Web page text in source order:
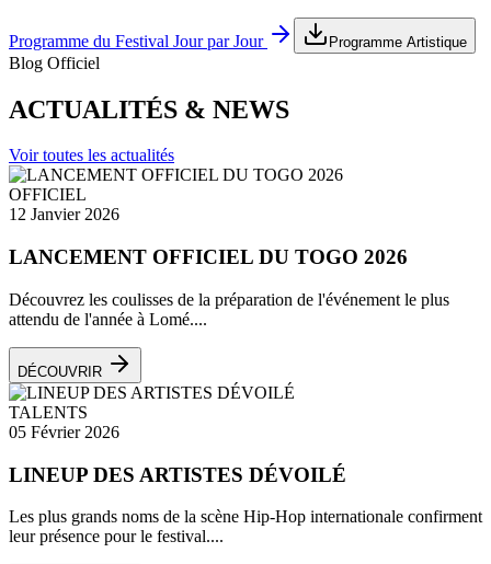
Programme du Festival Jour par Jour Programme Artistique
Blog Officiel
ACTUALITÉS & NEWS
Voir toutes les actualités
OFFICIEL
12 Janvier 2026
LANCEMENT OFFICIEL DU TOGO 2026
Découvrez les coulisses de la préparation de l'événement le plus
attendu de l'année à Lomé....
DÉCOUVRIR
TALENTS
05 Février 2026
LINEUP DES ARTISTES DÉVOILÉ
Les plus grands noms de la scène Hip-Hop internationale confirment
leur présence pour le festival....